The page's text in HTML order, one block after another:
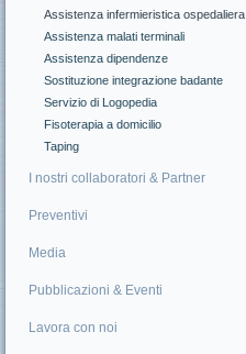
Assistenza infermieristica ospedaliera
Assistenza malati terminali
Assistenza dipendenze
Sostituzione integrazione badante
Servizio di Logopedia
Fisoterapia a domicilio
Taping
I nostri collaboratori & Partner
Preventivi
Media
Pubblicazioni & Eventi
Lavora con noi